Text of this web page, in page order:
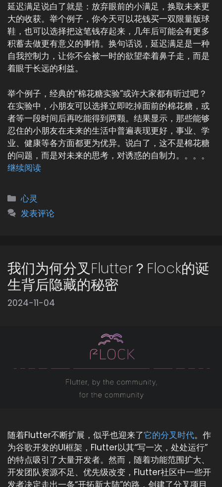
延迟满足说白了就是：放弃眼前的小满足，换取未来更
大的收获。举个例子，你今天可以花钱买一双限量版球
鞋，也可以选择把这笔钱存起来，几年后可能会有更多
积蓄去做更有意义的事情。换句话说，延迟满足是一种
自我控制力，让你不会被一时的欲望牵着鼻子走，而是
着眼于长远的利益。
举个例子，经典的“棉花糖实验”或许大家都有听过吧？
在实验中，小朋友可以选择立即吃掉面前的棉花糖，或
者等一段时间后再吃能得到两颗。结果显示，那些能够
忍住的小朋友在未来的生活中普遍表现更好，事业、学
业、健康等各方面都更为优异。说白了，这不是棉花糖
的问题，而是对未来的思考，对诱惑的自制力。。。。
继续阅读
分
类
心灵
发表评论
我们为何分叉Flutter？Flock的诞
生背后隐藏的秘密
2024-11-04
随着Flutter不断扩展，似乎也迎来了它的分叉时代。作
为谷歌开发的UI框架，Flutter以其“写一次，处处运行”
的特点吸引了大量开发者。然而，随着功能范围扩大、
开发团队资源不足、优先级改变，Flutter社区中一些开
发者决定走出一条“开拓新大陆”的路，创建了分叉项目